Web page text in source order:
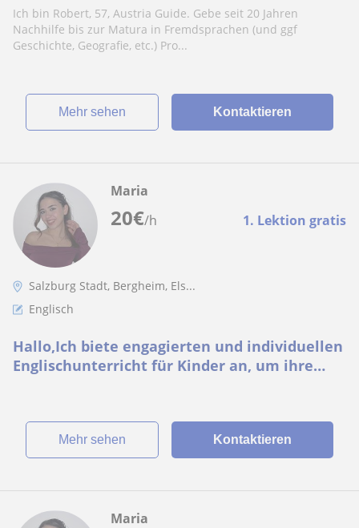
Ich bin Robert, 57, Austria Guide. Gebe seit 20 Jahren
Nachhilfe bis zur Matura in Fremdsprachen (und ggf
Geschichte, Geografie, etc.) Pro...
Mehr sehen Kontaktieren
20€/h 1. Lektion gratis
Maria
Salzburg Stadt, Bergheim, Els...
Englisch
Hallo,Ich biete engagierten und individuellen
Englischunterricht für Kinder an, um ihre
Mehr sehen Kontaktieren
Maria